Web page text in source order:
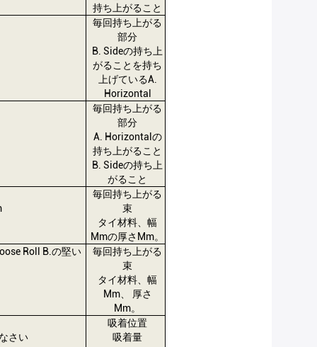
持ち上がること
毎回持ち上がる
部分
B. Sideの持ち上
がることを持ち
上げているA.
Horizontal
毎回持ち上がる
部分
A. Horizontalの
持ち上がること
B. Sideの持ち上
がること
毎回持ち上がる
束
タイ材料、幅
Mmの厚さmm。
Roll B.の堅い
毎回持ち上がる
束
タイ材料、幅
Mm、 厚さ
Mm。
さい
吸着位置
吸着量